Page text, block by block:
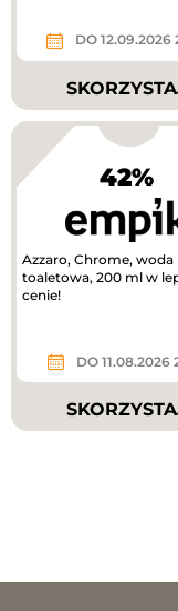
DO 12.09.2026
42%
Azzaro, Chrome, woda
toaletowa, 200 ml w
cenie!
DO 11.08.2026